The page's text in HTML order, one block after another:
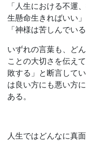
「人生における不運
生懸命生きればいい
「神様は苦しんでい
いずれの言葉も、ど
ことの大切さを伝え
敗する」と断言して
は良い方にも悪い方
ある。
人生ではどんなに真